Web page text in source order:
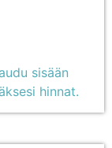
sisään
hinnat.